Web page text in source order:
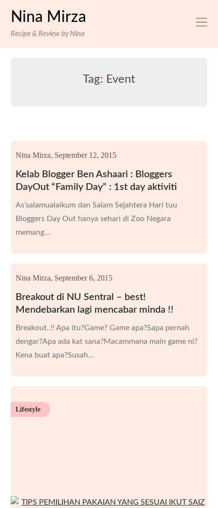
Nina Mirza
Recipe & Review by Nina
Tag: Event
Kelab Blogger Ben Ashaari : Bloggers
DayOut “Family Day” : 1st day aktiviti
Nina Mirza, September 12, 2015
As’salamualaikum dan Salam Sejahtera Hari tuu
Bloggers Day Out hanya sehari di Zoo Negara
memang…
Breakout di NU Sentral – best!
Mendebarkan lagi mencabar minda !!
Nina Mirza, September 6, 2015
Breakout..!! Apa itu?Game? Game apa?Sapa pernah
dengar?Apa ada kat sana?Macammana main game ni?
Kena buat apa?Susah…
Lifestyle